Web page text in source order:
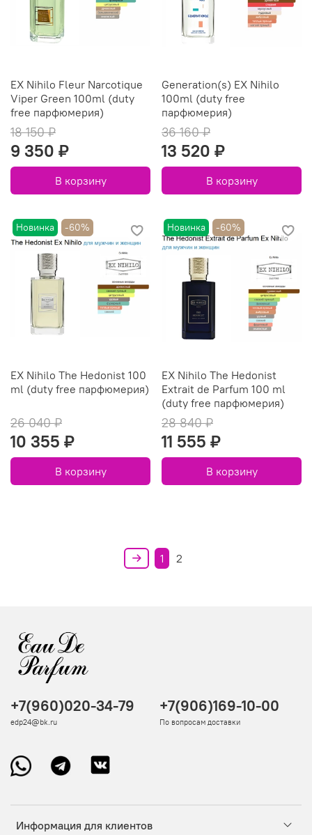
EX Nihilo Fleur Narcotique
Viper Green 100ml (duty
free парфюмерия)
18 150 ₽
9 350 ₽
В корзину
Generation(s) EX Nihilo
100ml (duty free
парфюмерия)
36 160 ₽
13 520 ₽
В корзину
Новинка -60%
EX Nihilo The Hedonist 100
ml (duty free парфюмерия)
26 040 ₽
10 355 ₽
В корзину
Новинка -60%
EX Nihilo The Hedonist
Extrait de Parfum 100 ml
(duty free парфюмерия)
28 840 ₽
11 555 ₽
В корзину
1 2
Информация для клиентов
+7(960)020-34-79
edp24@bk.ru
+7(906)169-10-00
По вопросам доставки